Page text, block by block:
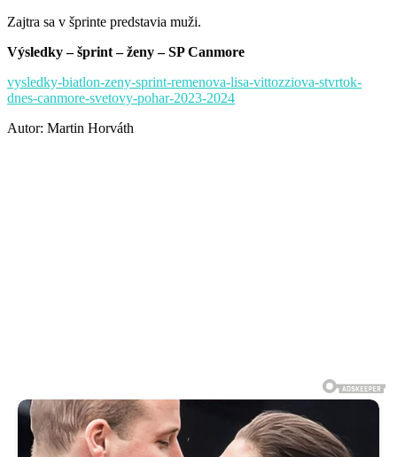
Zajtra sa v šprinte predstavia muži.
Výsledky – šprint – ženy – SP Canmore
vysledky-biatlon-zeny-sprint-remenova-lisa-vittozziova-stvrtok-
dnes-canmore-svetovy-pohar-2023-2024
Autor: Martin Horváth